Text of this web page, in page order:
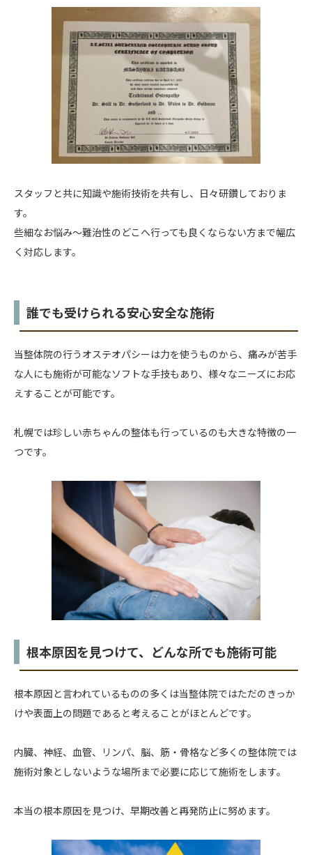
スタッフと共に知識や施術技術を共有し、日々研鑽しておりま
す。
些細なお悩み〜難治性のどこへ行っても良くならない方まで幅広
く対応します。
誰でも受けられる安心安全な施術
当整体院の行うオステオパシーは力を使うものから、痛みが苦手
な人にも施術が可能なソフトな手技もあり、様々なニーズにお応
えすることが可能です。
札幌では珍しい赤ちゃんの整体も行っているのも大きな特徴の一
つです。
根本原因を見つけて、どんな所でも施術可能
根本原因と言われているものの多くは当整体院ではただのきっか
けや表面上の問題であると考えることがほとんどです。
内臓、神経、血管、リンパ、脳、筋・骨格など多くの整体院では
施術対象としないような場所まで必要に応じて施術をします。
本当の根本原因を見つけ、早期改善と再発防止に努めます。